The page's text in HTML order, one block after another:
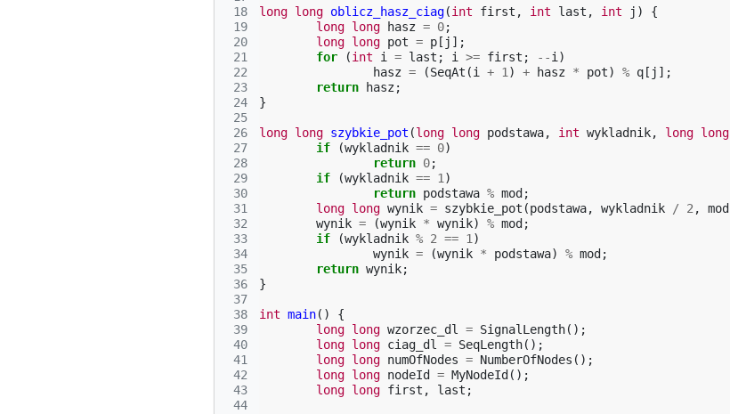
18
19
20
21
22
23
24
25
26
27
28
29
30
31
32
33
34
35
36
37
38
39
40
41
42
43
44
long long oblicz_hasz_ciag(int first , int last , int j )
{
long long hasz = 0;
long long pot = p [ j ];
for
(int i = last ; i >= first ; --i )
hasz = (SeqAt (i + 1 ) + hasz * pot) % q [ j ];
return
hasz;
}
long long szybkie_pot (long long podstawa, int wykladnik, long long
if
(wykladnik == 0)
return 0;
if
(wykladnik == 1 )
return podstawa % mod ;
long long wynik = szybkie_pot (podstawa, wykladnik / 2 , mod
wynik = (wynik * wynik) % mod ;
if
(wykladnik % 2 == 1 )
wynik = (wynik * podstawa) % mod ;
return wynik;
}
int main()
{
long long wzorzec_dl = SignalLength();
long long ciag_dl = SeqLength();
long long numOfNodes = NumberOfNodes ();
long long nodeId = MyNodeId ();
long long first , last ;